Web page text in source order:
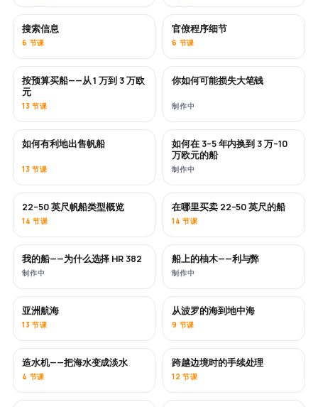
搜索信息
6 节课
官僚程序细节
6 节课
即将推出
按预算买船——从 1 万到 3 万欧
元
13 节课
即将推出
你如何可能损失大笔钱
制作中
新内容
如何有利地出售帆船
13 节课
新内容
如何在 3–5 年内换到 3 万–10
万欧元的船
制作中
即将推出
22–50 英尺帆船类型概览
14 节课
即将推出
在哪里买卖 22–50 英尺的船
14 节课
即将推出
我的船——为什么选择 HR 382
制作中
即将推出
船上的柚木——利与弊
制作中
即将推出
亚洲航海
13 节课
即将推出
从波罗的海到地中海
9 节课
即将推出
造水机——把海水变成淡水
4 节课
跨越边境时的手续处理
12 节课